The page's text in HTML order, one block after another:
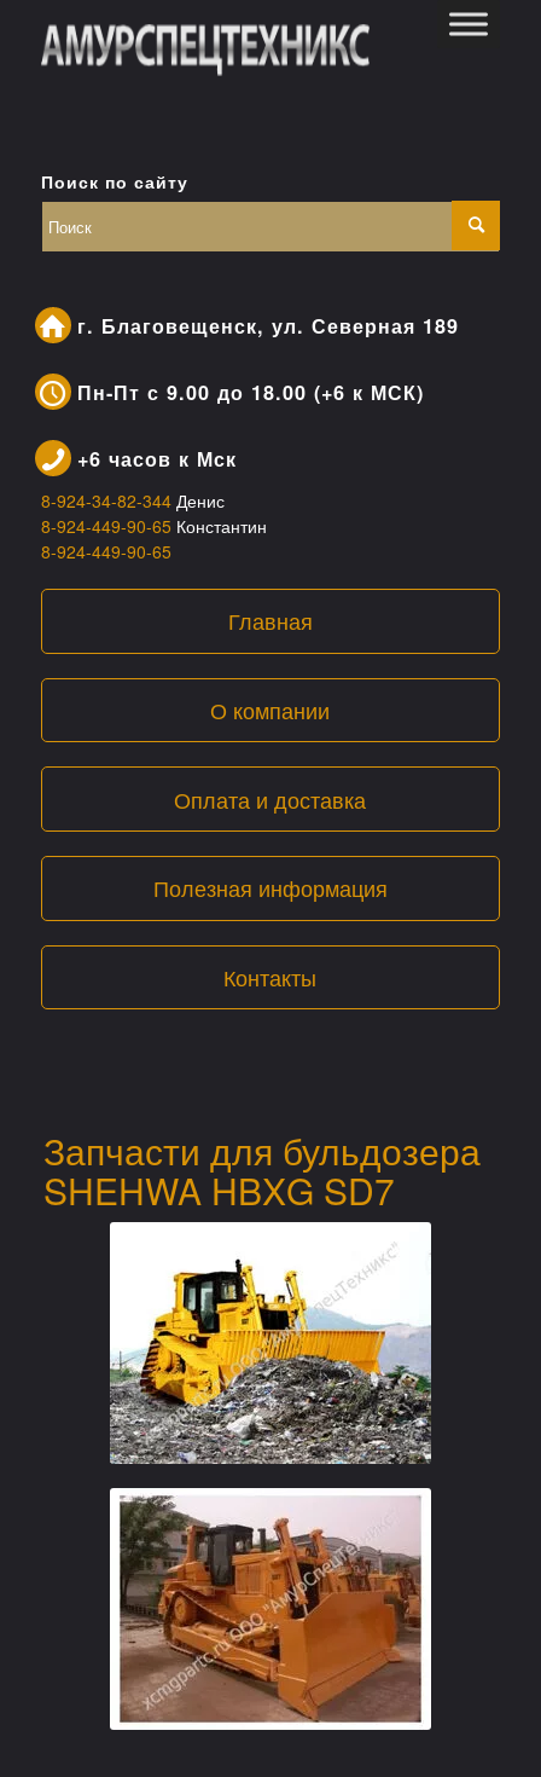
Поиск по сайту
г. Благовещенск, ул. Северная 189
Пн-Пт с 9.00 до 18.00 (+6 к МСК)
+6 часов к Мск
8-924-34-82-344 Денис
8-924-449-90-65 Константин
8-924-449-90-65
Главная
О компании
Оплата и доставка
Полезная информация
Контакты
Запчасти для бульдозера
SHEHWA HBXG SD7